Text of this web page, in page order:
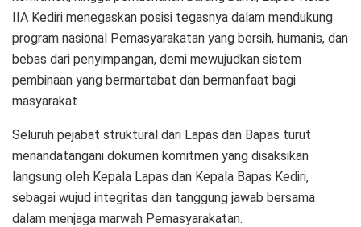
IIA Kediri menegaskan posisi tegasnya dalam mendukung
program nasional Pemasyarakatan yang bersih, humanis, dan
bebas dari penyimpangan, demi mewujudkan sistem
pembinaan yang bermartabat dan bermanfaat bagi
masyarakat.
Seluruh pejabat struktural dari Lapas dan Bapas turut
menandatangani dokumen komitmen yang disaksikan
langsung oleh Kepala Lapas dan Kepala Bapas Kediri,
sebagai wujud integritas dan tanggung jawab bersama
dalam menjaga marwah Pemasyarakatan.